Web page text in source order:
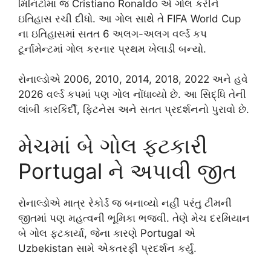
મિનિટોમાં જ Cristiano Ronaldo એ ગોલ કરીને
ઇતિહાસ રચી દીધો. આ ગોલ સાથે તે FIFA World Cup
ના ઇતિહાસમાં સતત 6 અલગ-અલગ વર્લ્ડ કપ
ટૂર્નામેન્ટમાં ગોલ કરનાર પ્રથમ ખેલાડી બન્યો.
રોનાલ્ડોએ 2006, 2010, 2014, 2018, 2022 અને હવે
2026 વર્લ્ડ કપમાં પણ ગોલ નોંધાવ્યો છે. આ સિદ્ધિ તેની
લાંબી કારકિર્દી, ફિટનેસ અને સતત પ્રદર્શનનો પુરાવો છે.
મેચમાં બે ગોલ ફટકારી
Portugal ને અપાવી જીત
રોનાલ્ડોએ માત્ર રેકોર્ડ જ બનાવ્યો નહીં પરંતુ ટીમની
જીતમાં પણ મહત્વની ભૂમિકા ભજવી. તેણે મેચ દરમિયાન
બે ગોલ ફટકાર્યા, જેના કારણે Portugal એ
Uzbekistan સામે એકતરફી પ્રદર્શન કર્યું.